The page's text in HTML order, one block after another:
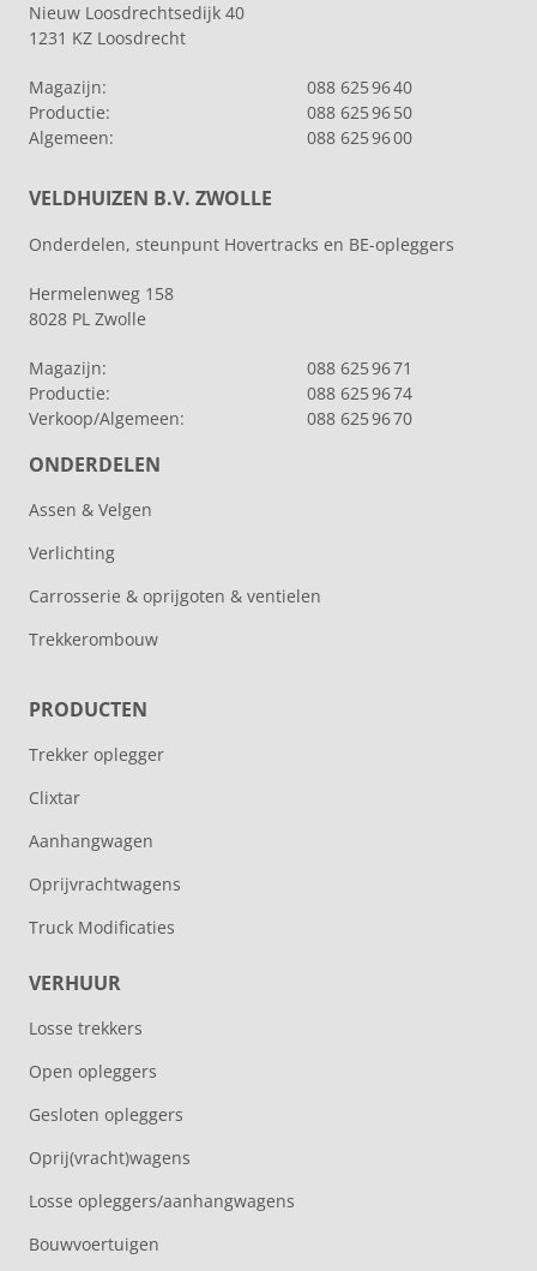
Nieuw Loosdrechtsedijk 40
1231 KZ Loosdrecht
Magazijn:
088 625 96 40
Productie:
088 625 96 50
Algemeen:
088 625 96 00
VELDHUIZEN B.V. ZWOLLE
Onderdelen, steunpunt Hovertracks en BE-opleggers
Hermelenweg 158
8028 PL Zwolle
Magazijn:
088 625 96 71
Productie:
088 625 96 74
Verkoop/Algemeen:
088 625 96 70
ONDERDELEN
Assen & Velgen
Verlichting
Carrosserie & oprijgoten & ventielen
Trekkerombouw
PRODUCTEN
Trekker oplegger
Clixtar
Aanhangwagen
Oprijvrachtwagens
Truck Modificaties
VERHUUR
Losse trekkers
Open opleggers
Gesloten opleggers
Oprij(vracht)wagens
Losse opleggers/aanhangwagens
Bouwvoertuigen